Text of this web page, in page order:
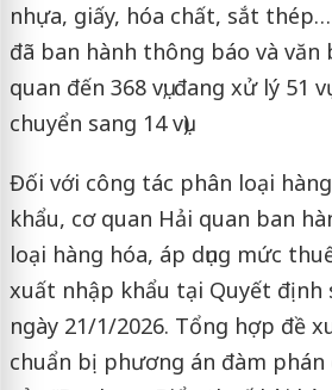
nhựa, giấy, hóa chất, sắt
đã ban hành thông báo và
quan đến 368 vụ; đang xử lý 51
chuyển sang 14 vụ).
Đối với công tác phân loại
khẩu, cơ quan Hải quan ban
loại hàng hóa, áp dụng mức
xuất nhập khẩu tại Quyết định
ngày 21/1/2026. Tổng hợp đề
chuẩn bị phương án đàm